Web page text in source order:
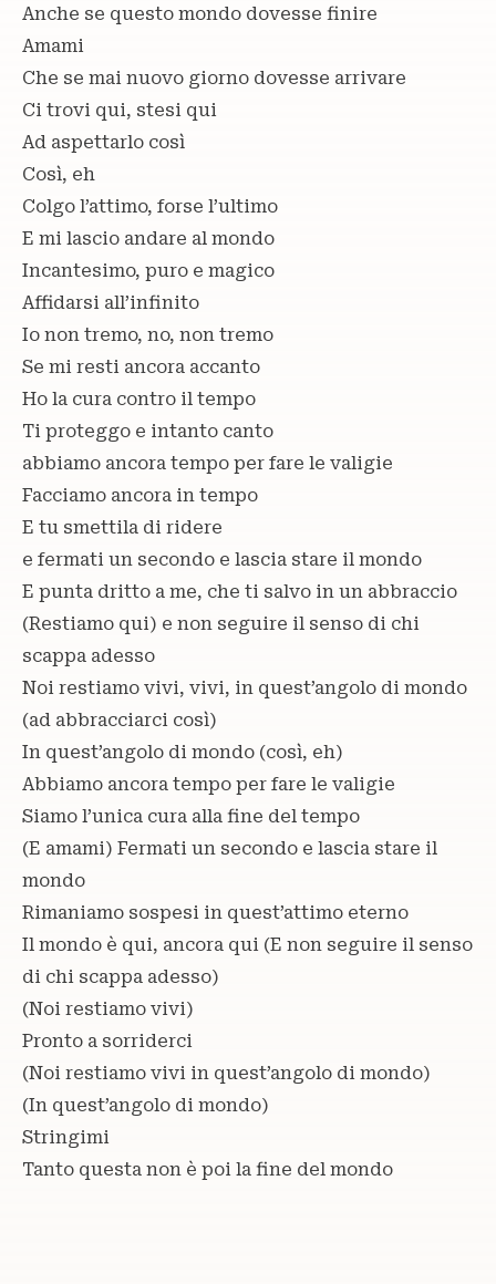
Anche se questo mondo dovesse finire
Amami
Che se mai nuovo giorno dovesse arrivare
Ci trovi qui, stesi qui
Ad aspettarlo così
Così, eh
Colgo l’attimo, forse l’ultimo
E mi lascio andare al mondo
Incantesimo, puro e magico
Affidarsi all’infinito
Io non tremo, no, non tremo
Se mi resti ancora accanto
Ho la cura contro il tempo
Ti proteggo e intanto canto
abbiamo ancora tempo per fare le valigie
Facciamo ancora in tempo
E tu smettila di ridere
e fermati un secondo e lascia stare il mondo
E punta dritto a me, che ti salvo in un abbraccio
(Restiamo qui) e non seguire il senso di chi
scappa adesso
Noi restiamo vivi, vivi, in quest’angolo di mondo
(ad abbracciarci così)
In quest’angolo di mondo (così, eh)
Abbiamo ancora tempo per fare le valigie
Siamo l’unica cura alla fine del tempo
(E amami) Fermati un secondo e lascia stare il
mondo
Rimaniamo sospesi in quest’attimo eterno
Il mondo è qui, ancora qui (E non seguire il senso
di chi scappa adesso)
(Noi restiamo vivi)
Pronto a sorriderci
(Noi restiamo vivi in quest’angolo di mondo)
(In quest’angolo di mondo)
Stringimi
Tanto questa non è poi la fine del mondo